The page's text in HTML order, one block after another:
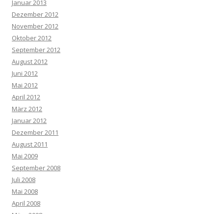
Januar 2013
Dezember 2012
November 2012
Oktober 2012
September 2012
August 2012
Juni 2012
Mai 2012
April 2012
März 2012
Januar 2012
Dezember 2011
August 2011
Mai 2009
September 2008
Juli 2008
Mai 2008
April 2008